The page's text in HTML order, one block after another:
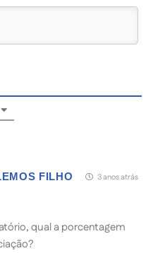
FILHO 3 anos atrás
qual a porcentagem